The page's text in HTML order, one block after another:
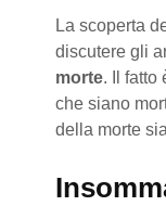
La scoperta
discutere gli
morte. Il fatto
che siano
della morte